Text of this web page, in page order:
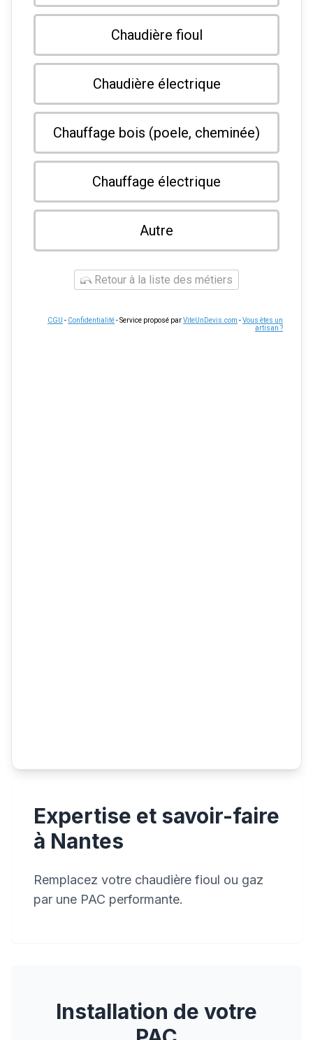
Expertise et savoir-faire
à Nantes
Remplacez votre chaudière fioul ou gaz
par une PAC performante.
Installation de votre
Chaudière fioul
Chaudière électrique
Chauffage bois (poele, cheminée)
Chauffage électrique
Autre
Retour à la liste des métiers
CGU - Confidentialité- Service proposé parViteUnDevis.com -Vous êtes un
artisan ?